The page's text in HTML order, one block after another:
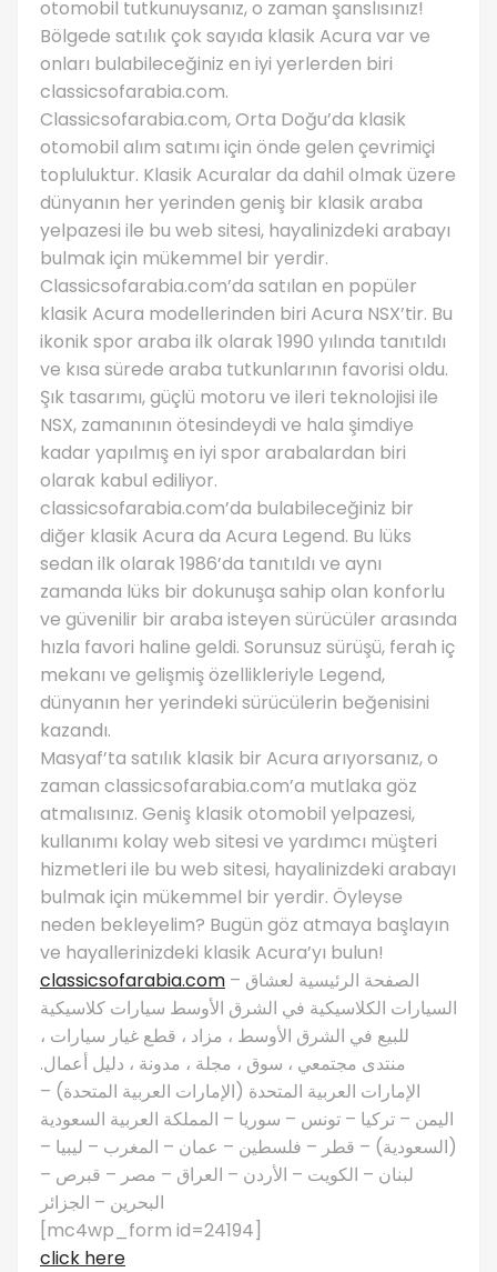
otomobil tutkunuysanız, o zaman şanslısınız!
Bölgede satılık çok sayıda klasik Acura var ve
onları bulabileceğiniz en iyi yerlerden biri
classicsofarabia.com.
Classicsofarabia.com, Orta Doğu’da klasik
otomobil alım satımı için önde gelen çevrimiçi
topluluktur. Klasik Acuralar da dahil olmak üzere
dünyanın her yerinden geniş bir klasik araba
yelpazesi ile bu web sitesi, hayalinizdeki arabayı
bulmak için mükemmel bir yerdir.
Classicsofarabia.com’da satılan en popüler
klasik Acura modellerinden biri Acura NSX’tir. Bu
ikonik spor araba ilk olarak 1990 yılında tanıtıldı
ve kısa sürede araba tutkunlarının favorisi oldu.
Şık tasarımı, güçlü motoru ve ileri teknolojisi ile
NSX, zamanının ötesindeydi ve hala şimdiye
kadar yapılmış en iyi spor arabalardan biri
olarak kabul ediliyor.
classicsofarabia.com’da bulabileceğiniz bir
diğer klasik Acura da Acura Legend. Bu lüks
sedan ilk olarak 1986’da tanıtıldı ve aynı
zamanda lüks bir dokunuşa sahip olan konforlu
ve güvenilir bir araba isteyen sürücüler arasında
hızla favori haline geldi. Sorunsuz sürüşü, ferah iç
mekanı ve gelişmiş özellikleriyle Legend,
dünyanın her yerindeki sürücülerin beğenisini
kazandı.
Masyaf’ta satılık klasik bir Acura arıyorsanız, o
zaman classicsofarabia.com’a mutlaka göz
atmalısınız. Geniş klasik otomobil yelpazesi,
kullanımı kolay web sitesi ve yardımcı müşteri
hizmetleri ile bu web sitesi, hayalinizdeki arabayı
bulmak için mükemmel bir yerdir. Öyleyse
neden bekleyelim? Bugün göz atmaya başlayın
ve hayallerinizdeki klasik Acura’yı bulun!
classicsofarabia.com – الصفحة الرئيسية لعشاق
السيارات الكلاسيكية في الشرق الأوسط سيارات كلاسيكية
للبيع في الشرق الأوسط ، مزاد ، قطع غيار سيارات ،
منتدى مجتمعي ، سوق ، مجلة ، مدونة ، دليل أعمال.
الإمارات العربية المتحدة (الإمارات العربية المتحدة) –
اليمن – تركيا – تونس – سوريا – المملكة العربية السعودية
(السعودية) – قطر – فلسطين – عمان – المغرب – ليبيا –
لبنان – الكويت – الأردن – العراق – مصر – قبرص –
البحرين – الجزائر
[mc4wp_form id=24194]
click here